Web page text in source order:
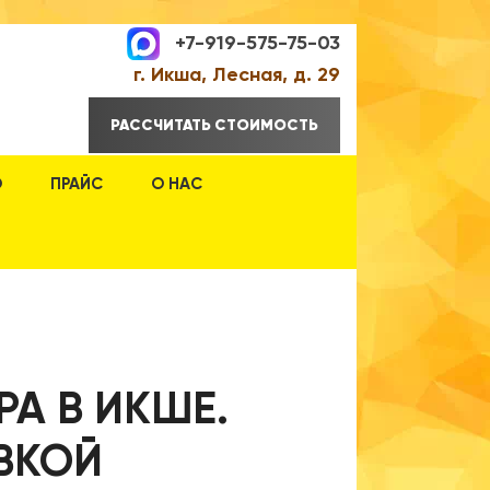
+7-919-575-75-03
г. Икша, Лесная, д. 29
РАССЧИТАТЬ СТОИМОСТЬ
ПРАЙС О НАС
В ИКШЕ.